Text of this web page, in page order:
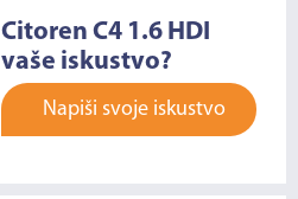
Citoren C4 1.6 HDI
vaše iskustvo?
Napiši svoje iskustvo